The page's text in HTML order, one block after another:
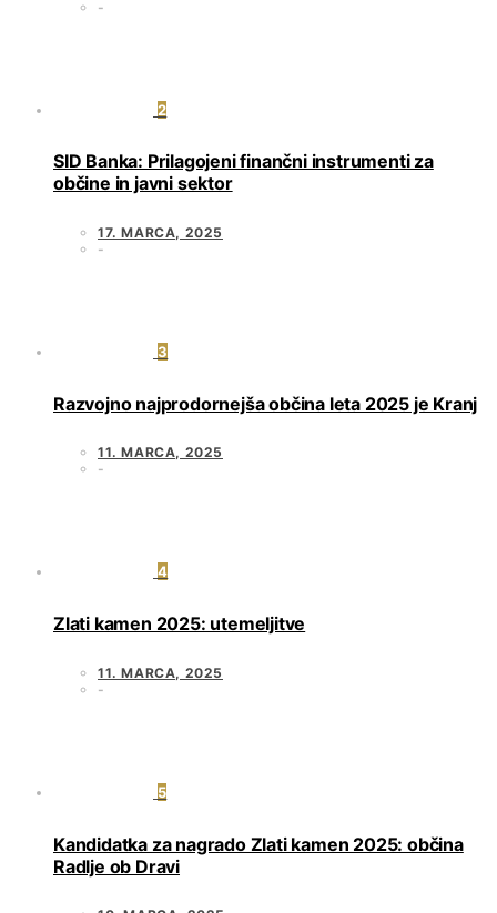
2
SID Banka: Prilagojeni finančni instrumenti za
občine in javni sektor
17. MARCA, 2025
3
Razvojno najprodornejša občina leta 2025 je Kranj
11. MARCA, 2025
4
Zlati kamen 2025: utemeljitve
11. MARCA, 2025
5
Kandidatka za nagrado Zlati kamen 2025: občina
Radlje ob Dravi